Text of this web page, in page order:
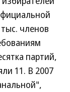
членов
партий,
11. В 2007